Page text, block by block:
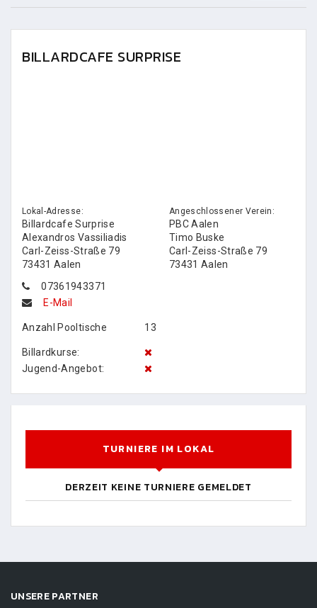
BILLARDCAFE SURPRISE
Lokal-Adresse:
Billardcafe Surprise
Alexandros Vassiliadis
Carl-Zeiss-Straße 79
73431 Aalen
07361943371
E-Mail
Anzahl Pooltische 13
Billardkurse:
Jugend-Angebot:
Angeschlossener Verein:
PBC Aalen
Timo Buske
Carl-Zeiss-Straße 79
73431 Aalen
TURNIERE IM LOKAL
DERZEIT KEINE TURNIERE GEMELDET
UNSERE PARTNER